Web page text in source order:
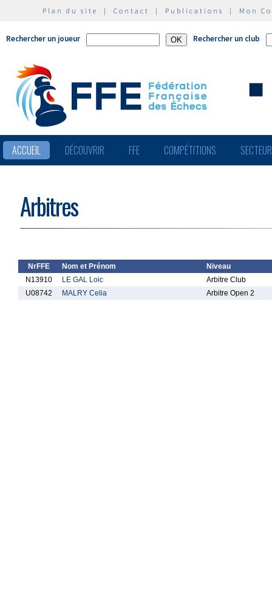
Plan du site | Contact | Publications | Mon
Rechercher un joueur Rechercher un club
ACCUEIL DÉCOUVRIR FFE COMPÉTITIONS
Arbitres
NrFFE Nom et Prénom
Niveau
N13910
LE GAL Loic
Arbitre Club
U08742
MALRY Celia Arbitre Open 2